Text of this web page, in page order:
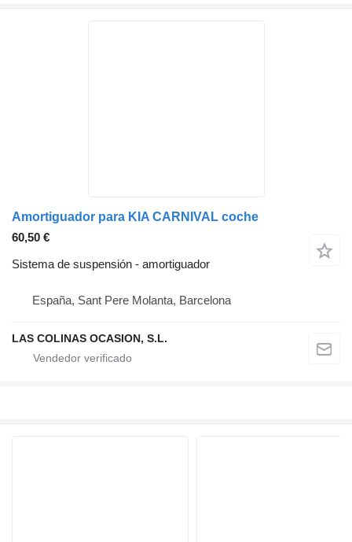
Amortiguador para KIA CARNIVAL coche
60,50 €
Sistema de suspensión - amortiguador
España, Sant Pere Molanta, Barcelona
LAS COLINAS OCASION, S.L.